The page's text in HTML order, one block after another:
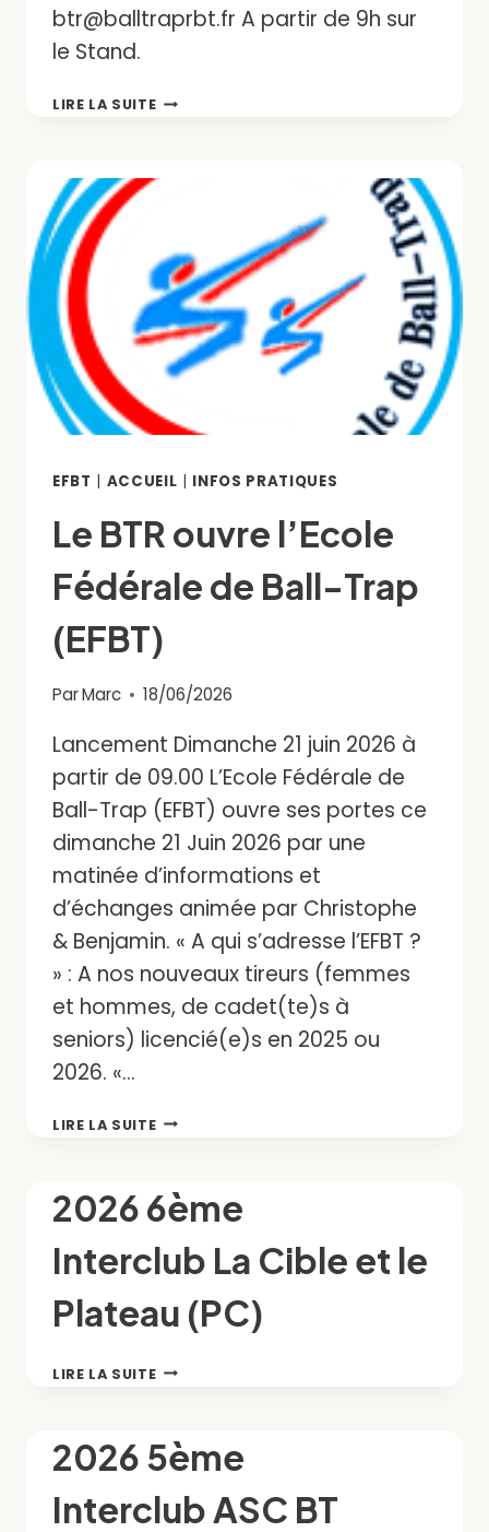
btr@balltraprbt.fr A partir de 9h sur
le Stand.
LIRE LA SUITENETTOYAGE
2026
EFBT | ACCUEIL | INFOS PRATIQUES
Le BTR ouvre l’Ecole
Fédérale de Ball-Trap
(EFBT)
ParMarc 18/06/2026
Lancement Dimanche 21 juin 2026 à
partir de 09.00 L’Ecole Fédérale de
Ball-Trap (EFBT) ouvre ses portes ce
dimanche 21 Juin 2026 par une
matinée d’informations et
d’échanges animée par Christophe
& Benjamin. « A qui s’adresse l’EFBT ?
» : A nos nouveaux tireurs (femmes
et hommes, de cadet(te)s à
seniors) licencié(e)s en 2025 ou
2026. «…
LIRE LA SUITELE
FÉDÉRALE
BALL-
TRAP
2026 6ème
Interclub La Cible et le
Plateau (PC)
LIRE LA SUITE2026
ET
PLATEAU
(PC)
2026 5ème
Interclub ASC BT